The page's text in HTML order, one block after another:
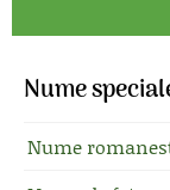
Nume
Nume